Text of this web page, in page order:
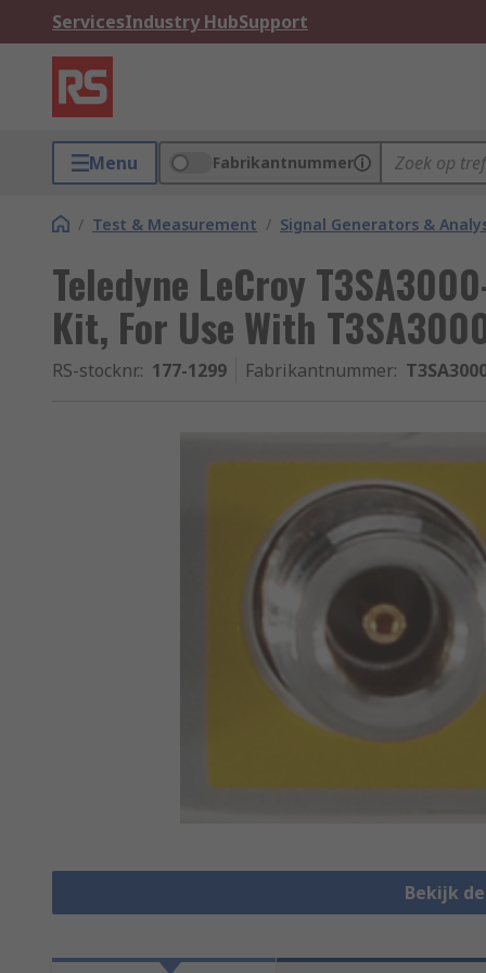
ServicesIndustry HubSupport
Menu Fabrikantnummer
/ Test & Measurement / Signal Generators &
Teledyne LeCroy
Kit, For Use With
RS-stocknr.: 177-1299 Fabrikantnummer:
Bekijk